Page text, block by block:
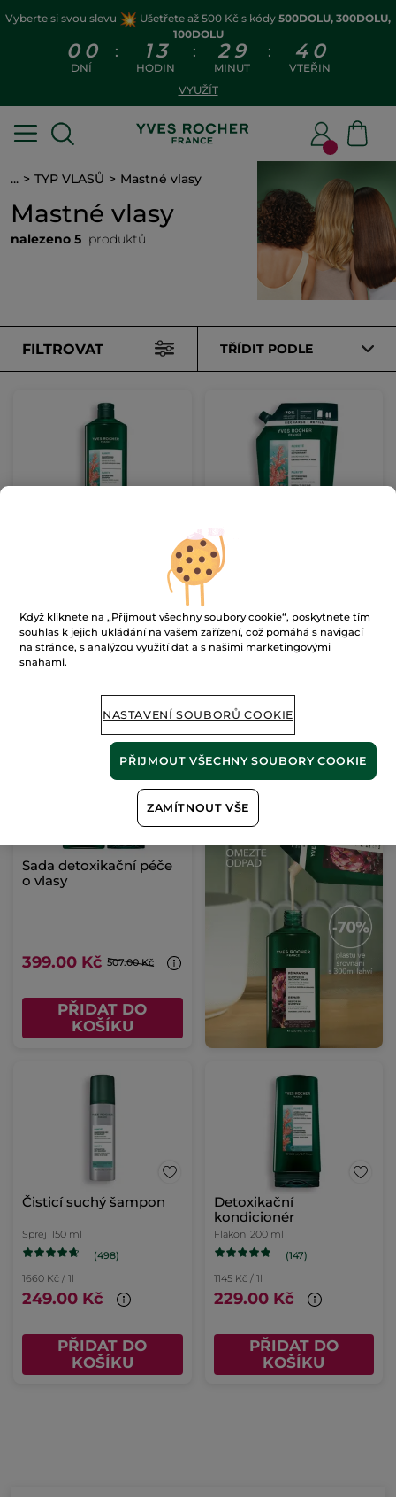
Vyberte si svou slevu Ušetřete až 500 Kč s kódy 500DOLU, 300DOLU,
100DOLU
0 0
DNÍ
: 1 3
HODIN
: 2 9
MINUT
: 4 0
VTEŘIN
VYUŽÍT
... TYP VLASŮ Mastné vlasy
Mastné vlasy
nalezeno 5 produktů
FILTROVAT TŘÍDIT PODLE
229.00 Kč
náhradní náplň
Náhradní náplň
359.00 Kč
-21%
Sada detoxikační péče
o vlasy
399.00 Kč 507.00 Kč
PŘIDAT DO
KOŠÍKU
Čisticí suchý šampon
Sprej 150 ml
(498)
1660 Kč / 1l
249.00 Kč
PŘIDAT DO
KOŠÍKU
Detoxikační
kondicionér
Flakon 200 ml
(147)
1145 Kč / 1l
229.00 Kč
PŘIDAT DO
KOŠÍKU
Když kliknete na „Přijmout všechny soubory cookie“, poskytnete tím
souhlas k jejich ukládání na vašem zařízení, což pomáhá s navigací
na stránce, s analýzou využití dat a s našimi marketingovými
snahami.
NASTAVENÍ SOUBORŮ COOKIE
ZAMÍTNOUT VŠE
PŘIJMOUT VŠECHNY SOUBORY COOKIE